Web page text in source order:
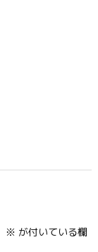
※ が付いている欄